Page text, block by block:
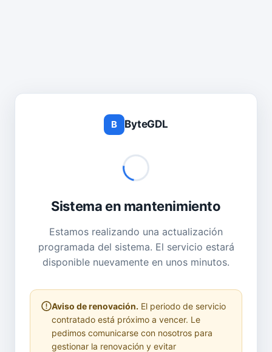
B ByteGDL
Sistema en mantenimiento
Estamos realizando una actualización
programada del sistema. El servicio estará
disponible nuevamente en unos minutos.
Aviso de renovación. El periodo de servicio
contratado está próximo a vencer. Le
pedimos comunicarse con nosotros para
gestionar la renovación y evitar